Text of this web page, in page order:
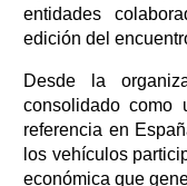
entidades
edición del
Desde la
consolidado como
referencia en
los vehículos
económica que